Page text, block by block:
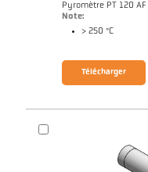
Pyromètre PT 120 AF
Note:
> 250 °C
Brochure
Télécharger